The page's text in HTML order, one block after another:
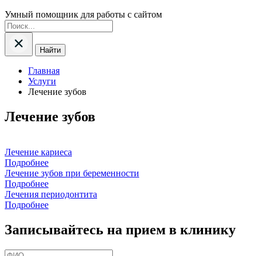
Умный помощник для работы с сайтом
Найти
Главная
Услуги
Лечение зубов
Лечение зубов
Лечение кариеса
Подробнее
Лечение зубов при беременности
Подробнее
Лечения периодонтита
Подробнее
Записывайтесь на прием в клинику